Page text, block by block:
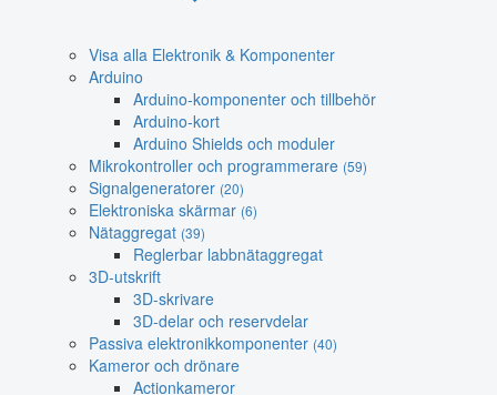
Visa alla Elektronik & Komponenter
Arduino
Arduino-komponenter och tillbehör
Arduino-kort
Arduino Shields och moduler
Mikrokontroller och programmerare (59)
Signalgeneratorer (20)
Elektroniska skärmar (6)
Nätaggregat (39)
Reglerbar labbnätaggregat
3D-utskrift
3D-skrivare
3D-delar och reservdelar
Passiva elektronikkomponenter (40)
Kameror och drönare
Actionkameror